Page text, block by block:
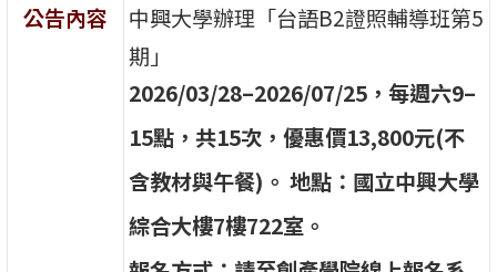
公告內容
中興大學辦理「台語B2證照輔導班第5
期」
2026/03/28–2026/07/25 ，每週六9–
15點 ，共15次 ，優惠價13,800元(不
含教材與午餐) 。 地點 ： 國立中興大學
綜合大樓7樓722室 。